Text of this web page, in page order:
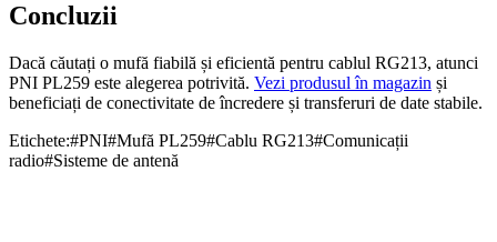
Concluzii
Dacă căutați o mufă fiabilă și eficientă pentru cablul RG213, atunci
PNI PL259 este alegerea potrivită. Vezi produsul în magazin și
beneficiați de conectivitate de încredere și transferuri de date stabile.
Etichete:#PNI#Mufă PL259#Cablu RG213#Comunicații
radio#Sisteme de antenă